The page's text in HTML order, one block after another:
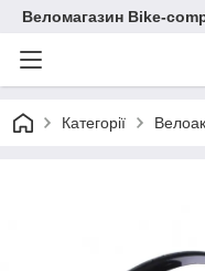
Веломагазин Bike-
Категорії